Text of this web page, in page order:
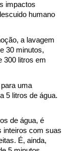
impactos
humano
a lavagem
30 minutos,
300 litros em
uma
5 litros de água.
de água, é
inteiros com suas
É, ainda,